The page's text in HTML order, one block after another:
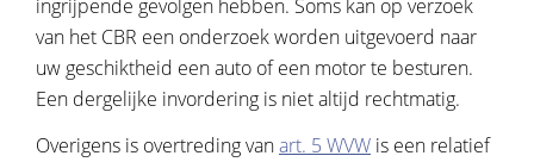
ingrijpende gevolgen hebben. Soms kan op verzoek
van het CBR een onderzoek worden uitgevoerd naar
uw geschiktheid een auto of een motor te besturen.
Een dergelijke invordering is niet altijd rechtmatig.
Overigens is overtreding vanart. 5 WVW is een relatief